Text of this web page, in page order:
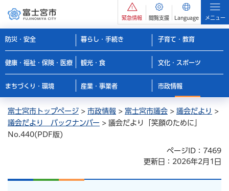
緊急情報 閲覧支援 Language メニュー
防災・安全 暮らし・手続き 子育て・教育
健康・福祉・保険・医療 観光・食 文化・スポーツ
まちづくり・環境 産業・事業者 市政情報
富士宮市トップページ > 市政情報 > 富士宮市議会 > 議会だより >
議会だより バックナンバー > 議会だより「笑顔のために」
No.440(PDF版)
ページID：7469
更新日：2026年2月1日